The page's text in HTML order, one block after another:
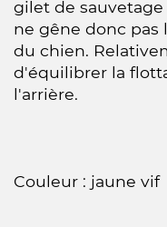
gilet de
ne gêne donc pas
du chien.
d'équilibrer la
l'arrière.
Couleur : jaune vif